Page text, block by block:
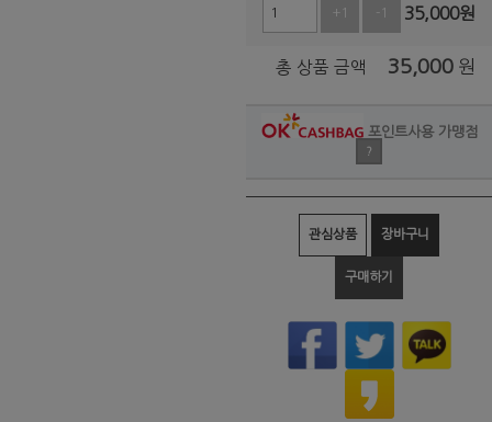
+1 -1 35,000원
총 상품 금액 35,000 원
포인트사용 가맹점
?
관심상품 장바구니
구매하기